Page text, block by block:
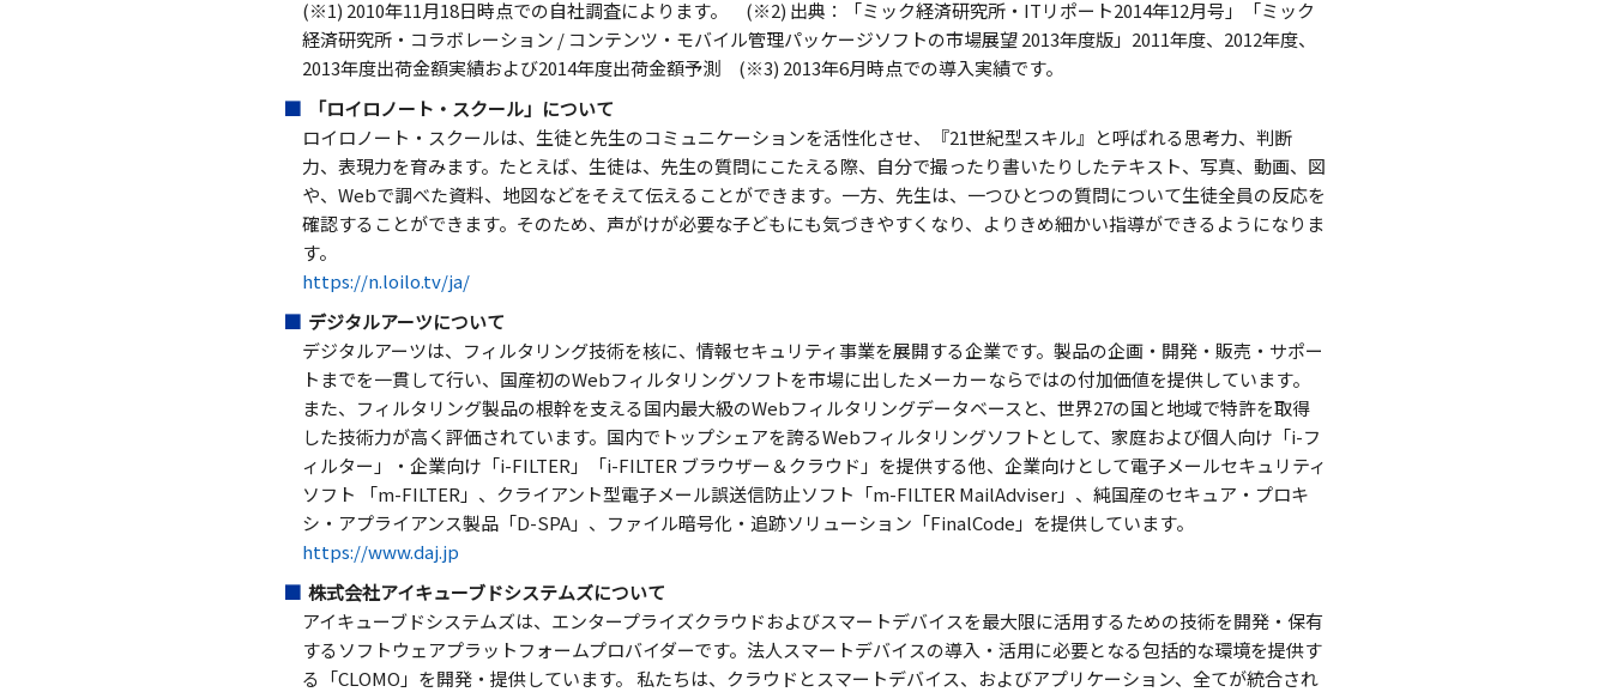
(※1) 2010年11月18日時点での自社調査によります。 (※2) 出典：「ミック経済研究所・ITリポート2014年12月号」「ミック
経済研究所・コラボレーション / コンテンツ・モバイル管理パッケージソフトの市場展望 2013年度版」2011年度、2012年度、
2013年度出荷金額実績および2014年度出荷金額予測 (※3) 2013年6月時点での導入実績です。
「ロイロノート・スクール」について
ロイロノート・スクールは、生徒と先生のコミュニケーションを活性化させ、『21世紀型スキル』と呼ばれる思考力、判断
力、表現力を育みます。たとえば、生徒は、先生の質問にこたえる際、自分で撮ったり書いたりしたテキスト、写真、動画、図
や、Webで調べた資料、地図などをそえて伝えることができます。一方、先生は、一つひとつの質問について生徒全員の反応を
確認することができます。そのため、声がけが必要な子どもにも気づきやすくなり、よりきめ細かい指導ができるようになりま
す。
https://n.loilo.tv/ja/
デジタルアーツについて
デジタルアーツは、フィルタリング技術を核に、情報セキュリティ事業を展開する企業です。製品の企画・開発・販売・サポー
トまでを一貫して行い、国産初のWebフィルタリングソフトを市場に出したメーカーならではの付加価値を提供しています。
また、フィルタリング製品の根幹を支える国内最大級のWebフィルタリングデータベースと、世界27の国と地域で特許を取得
した技術力が高く評価されています。国内でトップシェアを誇るWebフィルタリングソフトとして、家庭および個人向け「i-フ
ィルター」・企業向け「i-FILTER」「i-FILTER ブラウザー＆クラウド」を提供する他、企業向けとして電子メールセキュリティ
ソフト 「m-FILTER」、クライアント型電子メール誤送信防止ソフト「m-FILTER MailAdviser」、純国産のセキュア・プロキ
シ・アプライアンス製品「D-SPA」、ファイル暗号化・追跡ソリューション「FinalCode」を提供しています。
https://www.daj.jp
株式会社アイキューブドシステムズについて
アイキューブドシステムズは、エンタープライズクラウドおよびスマートデバイスを最大限に活用するための技術を開発・保有
するソフトウェアプラットフォームプロバイダーです。法人スマートデバイスの導入・活用に必要となる包括的な環境を提供す
る「CLOMO」を開発・提供しています。 私たちは、クラウドとスマートデバイス、およびアプリケーション、全てが統合され